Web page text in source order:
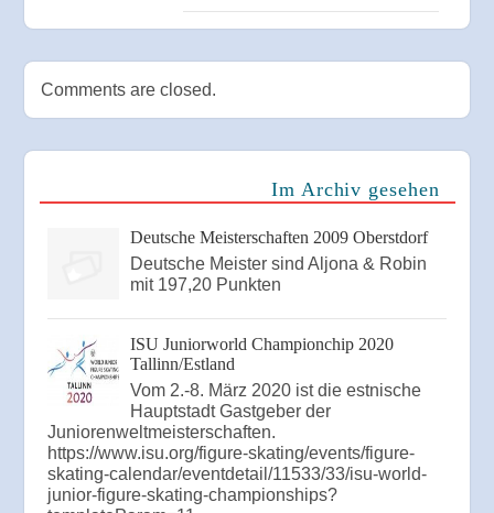
Comments are closed.
Im Archiv gesehen
Deutsche Meisterschaften 2009 Oberstdorf
Deutsche Meister sind Aljona & Robin
mit 197,20 Punkten
ISU Juniorworld Championchip 2020
Tallinn/Estland
Vom 2.-8. März 2020 ist die estnische
Hauptstadt Gastgeber der
Juniorenweltmeisterschaften.
https://www.isu.org/figure-skating/events/figure-
skating-calendar/eventdetail/11533/33/isu-world-
junior-figure-skating-championships?